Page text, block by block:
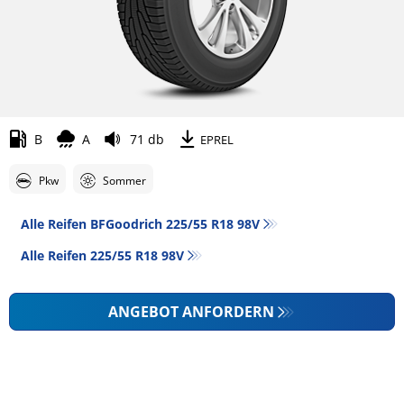
B A 71 db EPREL
Pkw Sommer
Alle Reifen BFGoodrich 225/55 R18 98V
Alle Reifen‎ 225/55 R18 98V
ANGEBOT ANFORDERN